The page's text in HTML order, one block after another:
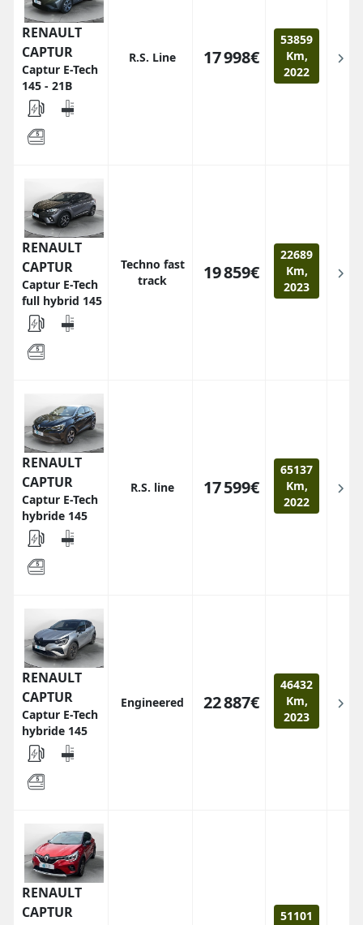
RENAULT
CAPTUR
Captur E-Tech
145 - 21B
R.S. Line 17 998€
53859
Km,
2022
RENAULT
CAPTUR
Captur E-Tech
full hybrid 145
Techno fast
track
19 859€
22689
Km,
2023
RENAULT
CAPTUR
Captur E-Tech
hybride 145
R.S. line 17 599€
65137
Km,
2022
RENAULT
CAPTUR
Captur E-Tech
hybride 145
Engineered 22 887€
46432
Km,
2023
RENAULT
CAPTUR
51101